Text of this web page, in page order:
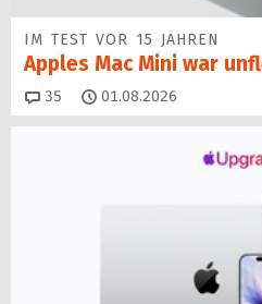
IM TEST VOR 15 JAHREN
Apples Mac Mini war
35 Kommentare
01.08.2026